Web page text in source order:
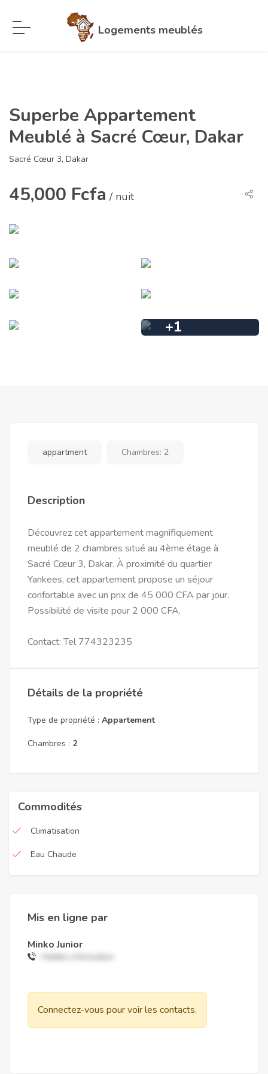
Logements meublés
Superbe Appartement
Meublé à Sacré Cœur, Dakar
Sacré Cœur 3, Dakar
45,000 Fcfa / nuit
+1
appartment Chambres: 2
Description
Découvrez cet appartement magnifiquement
meublé de 2 chambres situé au 4ème étage à
Sacré Cœur 3, Dakar. À proximité du quartier
Yankees, cet appartement propose un séjour
confortable avec un prix de 45 000 CFA par jour.
Possibilité de visite pour 2 000 CFA.
Contact: Tel 774323235
Détails de la propriété
Type de propriété : Appartement
Chambres : 2
Commodités
Climatisation
Eau Chaude
Mis en ligne par
Minko Junior
Hidden information
Connectez-vous pour voir les contacts.